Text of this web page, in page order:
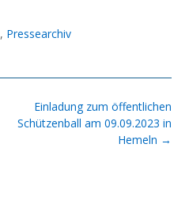
, Pressearchiv
Einladung zum öffentlichen
Schützenball am 09.09.2023 in
Hemeln →